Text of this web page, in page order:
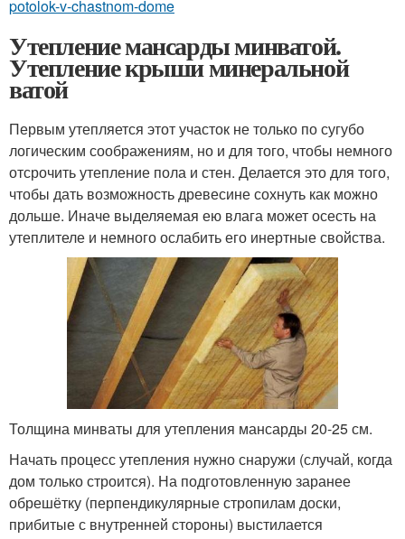
potolok-v-chastnom-dome
Утепление мансарды минватой.
Утепление крыши минеральной
ватой
Первым утепляется этот участок не только по сугубо
логическим соображениям, но и для того, чтобы немного
отсрочить утепление пола и стен. Делается это для того,
чтобы дать возможность древесине сохнуть как можно
дольше. Иначе выделяемая ею влага может осесть на
утеплителе и немного ослабить его инертные свойства.
Толщина минваты для утепления мансарды 20-25 см.
Начать процесс утепления нужно снаружи (случай, когда
дом только строится). На подготовленную заранее
обрешётку (перпендикулярные стропилам доски,
прибитые с внутренней стороны) выстилается